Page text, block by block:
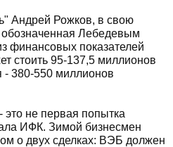
Андрей Рожков, в свою
Лебедевым
финансовых показателей
стоить 95-137,5 миллионов
- 380-550 миллионов
не первая попытка
ИФК. Зимой бизнесмен
о двух сделках: ВЭБ должен